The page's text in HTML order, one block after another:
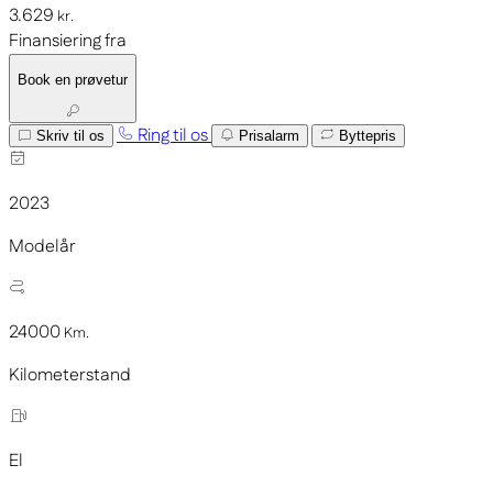
3.629 kr.
Finansiering fra
Book en prøvetur
Skriv til os Ring til os Prisalarm Byttepris
2023
Modelår
24000 Km.
Kilometerstand
El